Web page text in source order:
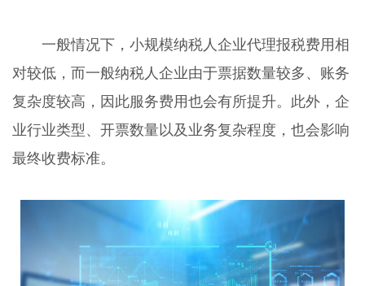
一般情况下，小规模纳税人企业代理报税费用相
对较低，而一般纳税人企业由于票据数量较多、账务
复杂度较高，因此服务费用也会有所提升。此外，企
业行业类型、开票数量以及业务复杂程度，也会影响
最终收费标准。